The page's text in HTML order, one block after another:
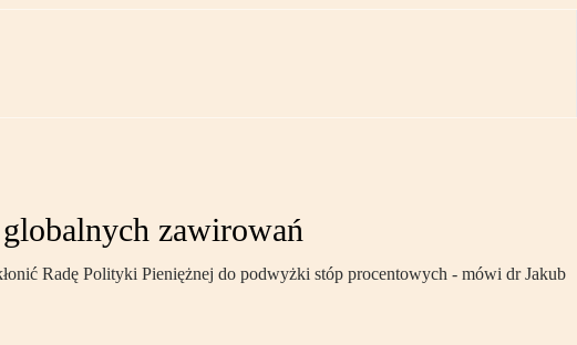
zawirowań
Radę Polityki Pieniężnej do podwyżki stóp procentowych - mówi dr Jakub